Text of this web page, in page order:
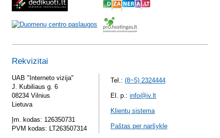
Rekvizitai
UAB "Interneto vizija"
J. Kubiliaus g. 6
08234 Vilnius
Lietuva
Įm. kodas: 126350731
PVM kodas: LT263507314
Tel.: (8~5) 2324444
El. p.: info@iv.lt
Klientų sistema
Paštas per naršyklę